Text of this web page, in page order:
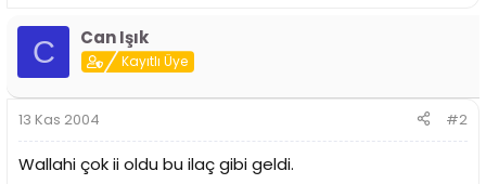
C Can Işık
Kayıtlı Üye
13 Kas 2004 #2
Wallahi çok ii oldu bu ilaç gibi geldi.